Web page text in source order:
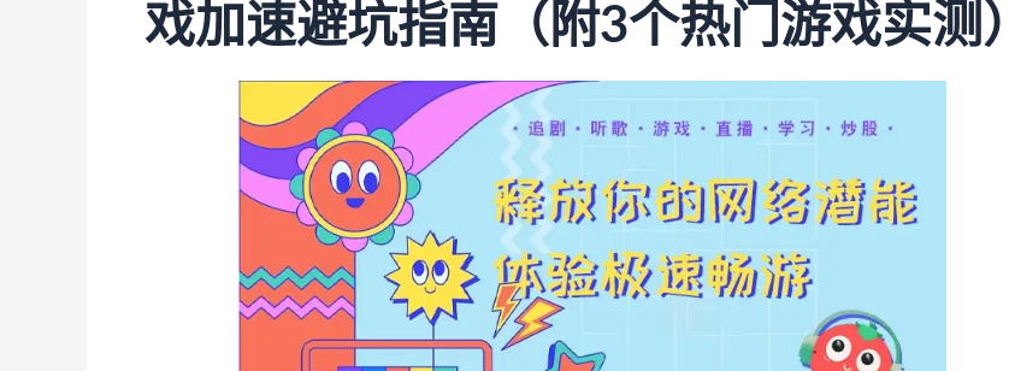
戏加速避坑指南（附3个热门游戏实测）